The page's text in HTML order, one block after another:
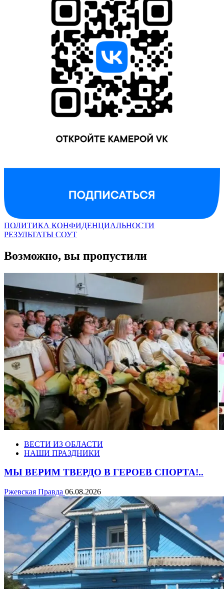
ПОЛИТИКА КОНФИДЕНЦИАЛЬНОСТИ
РЕЗУЛЬТАТЫ СОУТ
Возможно, вы пропустили
ВЕСТИ ИЗ ОБЛАСТИ
НАШИ ПРАЗДНИКИ
МЫ ВЕРИМ ТВЕРДО В ГЕРОЕВ СПОРТА!..
Ржевская Правда 06.08.2026